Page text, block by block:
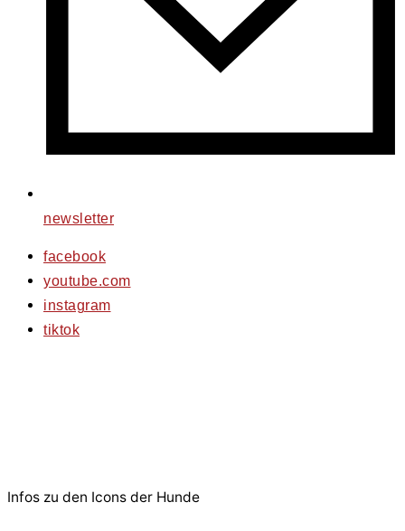
newsletter
facebook
youtube.com
instagram
tiktok
Infos zu den Icons der Hunde